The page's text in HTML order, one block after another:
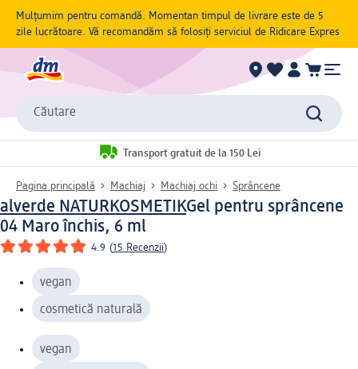
Mulțumim pentru comandă. Momentan timpul de livrare este de 5
zile lucrătoare. Vă recomandăm să folosiți serviciul de Ridicare Expres
Căutare
Transport gratuit de la 150 Lei
Pagina principală Machiaj Machiaj ochi Sprâncene
alverde NATURKOSMETIKGel pentru sprâncene
04 Maro închis, 6 ml
4.9 (15 Recenzii)
vegan
cosmetică naturală
vegan